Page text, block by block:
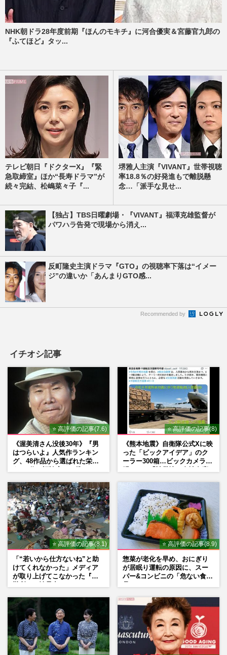
NHK朝ドラ28年度前期『ほんのモキチ』に河合優実＆宮藤官九郎の
『ふてほど』タッ...
テレビ朝日『ドクターX』『緊
急取締室』ほか“長寿ドラマ”が
続々完結、松嶋菜々子『...
堺雅人主演『VIVANT』世帯視聴
率18.8％の好発進もで離脱懸
念…「派手な見せ...
【独占】TBS日曜劇場・『VIVANT』福澤克雄監督が
パワハラ告発で現場から消え...
反町隆史主演ドラマ『GTO』の視聴率下落は“イメー
ジ”の違いか「あんまりGTO感...
Recommended by
イチオシ記事
⭐ 高評価の記事(7.6)
《渥美清さん没後30年》『男
はつらいよ』人気作ランキン
グ、48作品から選ばれた栄え
⭐ 高評価の記事(8)
《熊本地震》自衛隊公式Xに映
った「ビックアイデア」のク
ーラー300箱…ビックカメラが
⭐ 高評価の記事(8.1)
「“若いから仕方ないね”と助
けてくれなかった」メディア
が取り上げてこなかった『避
⭐ 高評価の記事(8.9)
惣菜が老化を早め、おにぎり
が居眠り運転の原因に、スー
パー&コンビニの「危ない食